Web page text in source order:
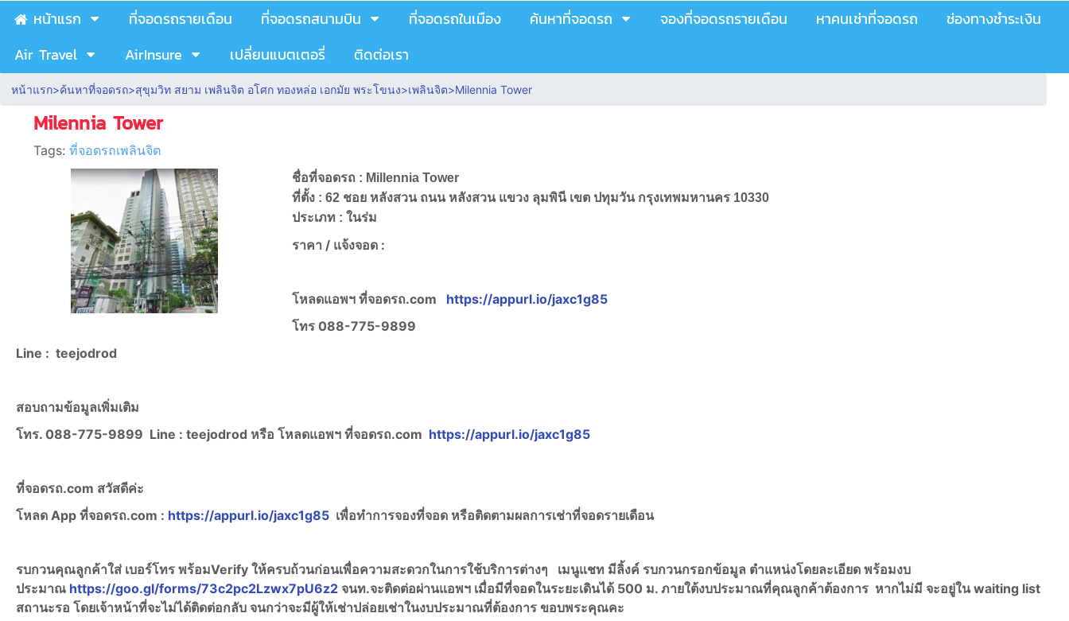
หน้าแรก ที่จอดรถรายเดือน ที่จอดรถสนามบิน ที่จอดรถในเมือง ค้นหาที่จอดรถ จองที่จอดรถรายเดือน หาคนเช่าที่จอดรถ
ช่องทางชำระเงิน
Air Travel
AirInsure เปลี่ยนแบตเตอรี่ ติดต่อเรา
หน้าแรก>ค้นหาที่จอดรถ>สุขุมวิท สยาม เพลินจิต อโศก ทองหล่อ เอกมัย พระโขนง>เพลินจิต>Milennia Tower
Milennia Tower
Tags: ที่จอดรถเพลินจิต
ชื่อที่จอดรถ : Millennia Tower
ที่ตั้ง : 62 ชอย หลังสวน ถนน หลังสวน แขวง ลุมพินี เขต ปทุมวัน กรุงเทพมหานคร 10330
ประเภท : ในร่ม
ราคา / แจ้งจอด :
โหลดแอพฯ ที่จอดรถ.com
https://appurl.io/jaxc1g85
โทร 088-775-9899
Line : teejodrod
สอบถามข้อมูลเพิ่มเติม
โทร. 088-775-9899 Line : teejodrod หรือ โหลดแอพฯ ที่จอดรถ.com https://appurl.io/jaxc1g85
ที่จอดรถ.com สวัสดีค่ะ
โหลด App ที่จอดรถ.com : https://appurl.io/jaxc1g85 เพื่อทำการจองที่จอด หรือติดตามผลการเช่าที่จอดรายเดือน
รบกวนคุณลูกค้าใส่ เบอร์โทร พร้อมVerify ให้ครบถ้วนก่อนเพื่อความสะดวกในการใช้บริการต่างๆ เมนูแชท มีลิ้งค์ รบกวนกรอกข้อมูล ตำแหน่งโดยละเอียด พร้อมงบ
ประมาณ https://goo.gl/forms/73c2pc2Lzwx7pU6z2 จนท.จะติดต่อผ่านแอพฯ เมื่อมีที่จอดในระยะเดินได้ 500 ม. ภายใต้งบประมาณที่คุณลูกค้าต้องการ หากไม่มี จะอยู่ใน waiting list
สถานะรอ โดยเจ้าหน้าที่จะไม่ได้ติดต่อกลับ จนกว่าจะมีผู้ให้เช่าปล่อยเช่าในงบประมาณที่ต้องการ ขอบพระคุณคะ